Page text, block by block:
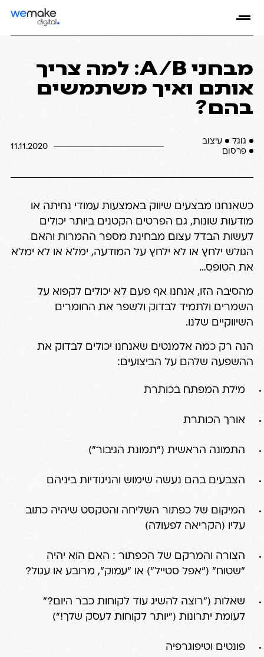
מבחני A/B: למה צריך
אותם ואיך משתמשים
בהם?
גוגל
עיצוב
פרסום
11.11.2020
כשאנחנו מבצעים שיווק באמצעות עמודי נחיתה או
מודעות שונות, גם הפרטים הקטנים ביותר יכולים
לעשות הבדל עצום מבחינת מספר ההמרות והאם
הגולש ילחץ או לא ילחץ על המודעה, ימלא או לא ימלא
את הטופס…
מהסיבה הזו, אנחנו אף פעם לא יכולים לקפוא על
השמרים ולתמיד לבדוק ולשפר את החומרים
השיווקיים שלנו.
הנה רק כמה אלמנטים שאנחנו יכולים לבדוק את
ההשפעה שלהם על הביצועים:
מילת המפתח בכותרת
אורך הכותרת
התמונה הראשית ("תמונת הגיבור")
הצבעים בהם נעשה שימוש והניגודיות ביניהם
המיקום של כפתור השליחה והטקסט שיהיה כתוב
עליו (הקריאה לפעולה)
הצורה והמרקם של הכפתור : האם הוא יהיה
"שטוח" ("אפל סטייל") או "עמוק", מרובע או עגול?
שאלות ("רוצה להשיג עוד לקוחות כבר היום?"
לעומת יתרונות ("יותר לקוחות לעסק שלך!")
פונטים וטיפוגרפיה